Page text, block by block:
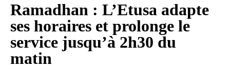
Ramadhan : L’Etusa adapte
ses horaires et prolonge le
service jusqu’à 2h30 du
matin